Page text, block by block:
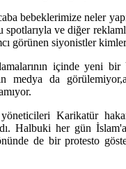
bebeklerimize neler
spotlarıyla ve diğer
görünen siyonistler
içinde yeni
medya da
Karikatür
Halbuki her gün
de bir protesto